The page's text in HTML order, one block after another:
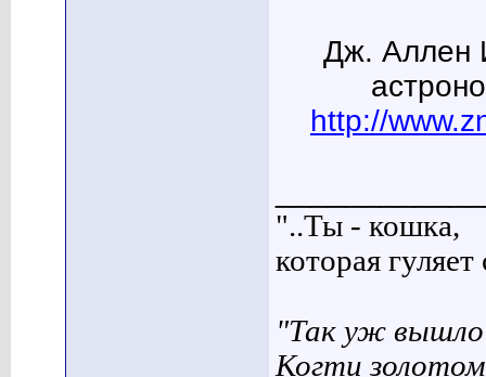
Дж. Аллен
http://
"..Ты - кошка,
которая
"Так уж вышло
Когти